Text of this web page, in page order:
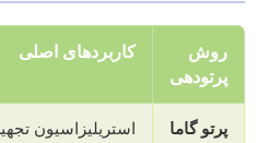
روش
پرتودهی
کاربردهای اصلی
پرتو گاما
استریلیزاسیون